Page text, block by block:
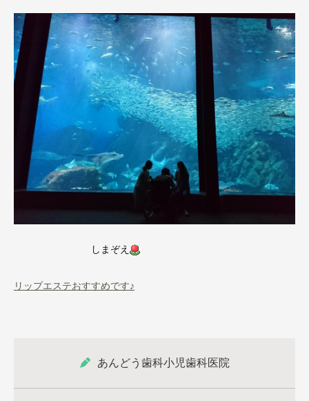
しまぞえ
リップエステおすすめです♪
あんどう歯科小児歯科医院